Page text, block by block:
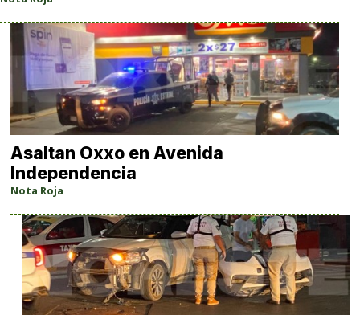
Asaltan Oxxo en Avenida
Independencia
Nota Roja